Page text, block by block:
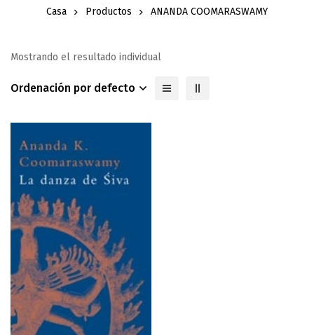
Casa Productos ANANDA COOMARASWAMY
Mostrando el resultado individual
Ordenación por defecto